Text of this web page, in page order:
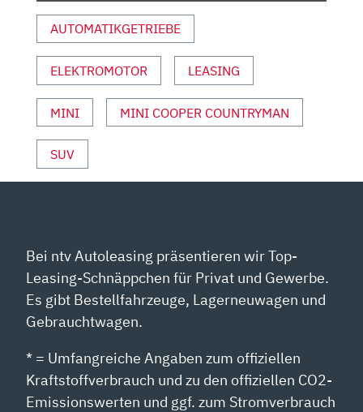
|
MIT
JONAS
UHLIG“
YOUTUBE
ANZEIGEN
AUTOMATIKGETRIEBE
ELEKTROMOTOR LEASING
MINI MINI COOPER COUNTRYMAN
SUV
Bei ntv Autoleasing präsentieren wir Top-
Leasing-Schnäppchen für Privat und Gewerbe.
Es gibt Bestellfahrzeuge, Lagerneuwagen und
Gebrauchtwagen.
* = Umfangreiche Angaben zum offiziellen
Kraftstoffverbrauch und zu den offiziellen CO2-
Emissionswerten und ggf. zum Stromverbrauch